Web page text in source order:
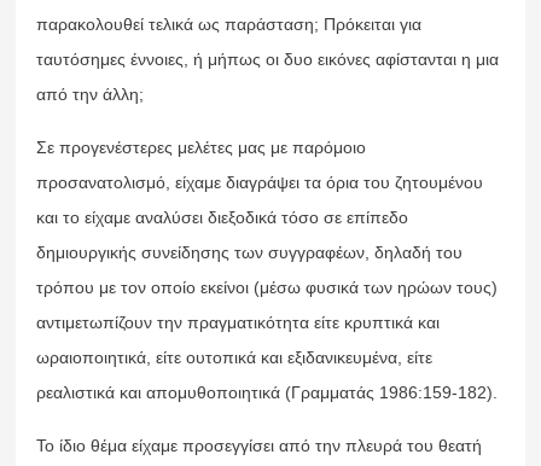
παρακολουθεί τελικά ως παράσταση; Πρόκειται για
ταυτόσημες έννοιες, ή μήπως οι δυο εικόνες αφίστανται η μια
από την άλλη;
Σε προγενέστερες μελέτες μας με παρόμοιο
προσανατολισμό, είχαμε διαγράψει τα όρια του ζητουμένου
και το είχαμε αναλύσει διεξοδικά τόσο σε επίπεδο
δημιουργικής συνείδησης των συγγραφέων, δηλαδή του
τρόπου με τον οποίο εκείνοι (μέσω φυσικά των ηρώων τους)
αντιμετωπίζουν την πραγματικότητα είτε κρυπτικά και
ωραιοποιητικά, είτε ουτοπικά και εξιδανικευμένα, είτε
ρεαλιστικά και απομυθοποιητικά (Γραμματάς 1986:159-182).
Το ίδιο θέμα είχαμε προσεγγίσει από την πλευρά του θεατή